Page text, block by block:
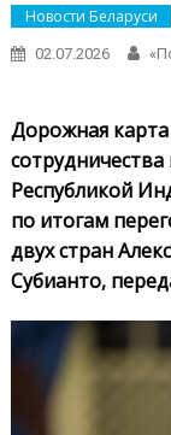
Новости Беларуси
02.07.2026
Дорожная
Республикой
по итогам
двух стран
Субианто,